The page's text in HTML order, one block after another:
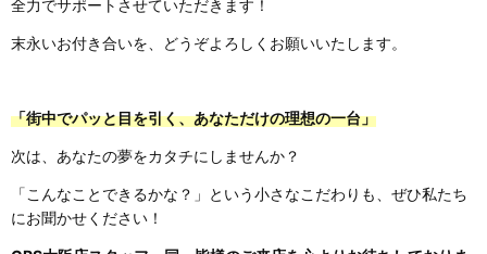
全力でサポートさせていただきます！
末永いお付き合いを、どうぞよろしくお願いいたします。
「街中でパッと目を引く、あなただけの理想の一台」
次は、あなたの夢をカタチにしませんか？
「こんなことできるかな？」という小さなこだわりも、ぜひ私たち
にお聞かせください！